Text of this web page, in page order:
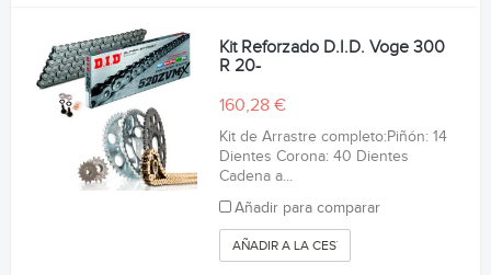
Kit Reforzado D.I.D. Voge 300
R 20-
160,28 €
Kit de Arrastre completo:Piñón: 14
Dientes Corona: 40 Dientes
Cadena a...
Añadir para comparar
AÑADIR A LA CESTA